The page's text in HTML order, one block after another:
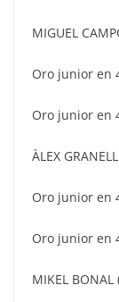
MIGUEL
Oro junior en
Oro junior en
ÀLEX
Oro junior en
Oro junior en
MIKEL